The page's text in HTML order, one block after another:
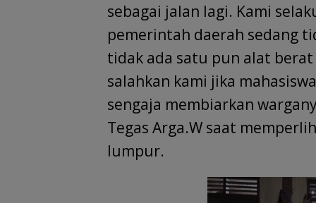
sebagai jalan lagi. Kami
pemerintah daerah sedang
tidak ada satu pun alat
salahkan kami jika
sengaja membiarkan
Tegas Arga.W saat
lumpur.